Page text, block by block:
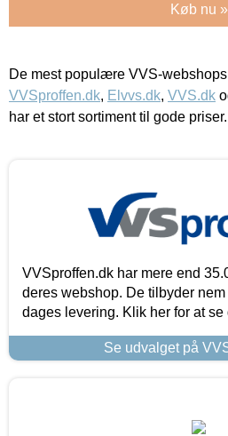
Køb nu »
De mest populære VVS-
VVSproffen.dk, Elvvs.dk, VVS.dk
har et stort sortiment til gode priser.
VVSproffen.dk har mere end
deres webshop. De tilbyder
dages levering. Klik her for at se
Se udvalget på